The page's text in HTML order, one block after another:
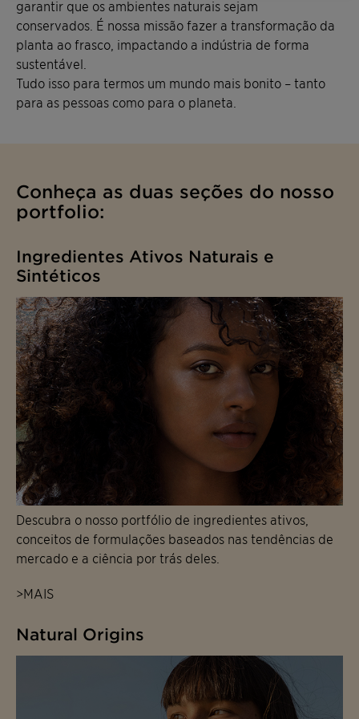
garantir que os ambientes naturais sejam
conservados. É nossa missão fazer a transformação da
planta ao frasco, impactando a indústria de forma
sustentável.
Tudo isso para termos um mundo mais bonito – tanto
para as pessoas como para o planeta.
Conheça as duas seções do nosso
portfolio:
Ingredientes Ativos Naturais e
Sintéticos
Descubra o nosso portfólio de ingredientes ativos,
conceitos de formulações baseados nas tendências de
mercado e a ciência por trás deles.
>MAIS
Natural Origins